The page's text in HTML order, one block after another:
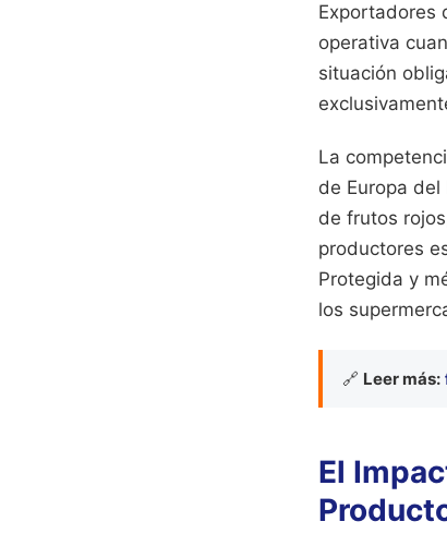
Exportadores
operativa
situación
La
de Europa
de frutos
productores
Protegida y
los
🔗 Leer más:
El